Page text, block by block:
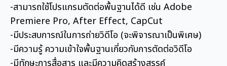
-สามารถใช้โปรแกรมตัดต่อพื้นฐานได้ดี เช่น Adobe
Premiere Pro, After Effect, CapCut
​-มีประสบการณ์ในการถ่ายวิดีโอ (จะพิจารณาเป็นพิเศษ)
​-มีความรู้ ความเข้าใจพื้นฐานเกี่ยวกับการตัดต่อวิดีโอ
​-มีทักษะการสื่อสาร และมีความคิดสร้างสรรค์